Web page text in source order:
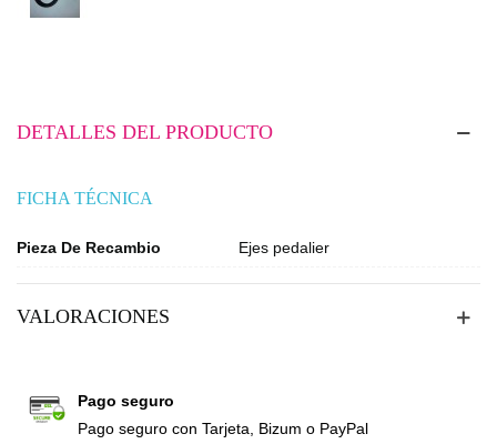
DETALLES DEL PRODUCTO
FICHA TÉCNICA
Pieza De Recambio Ejes pedalier
VALORACIONES
Pago seguro
Pago seguro con Tarjeta, Bizum o PayPal